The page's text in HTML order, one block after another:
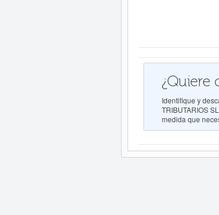
¿Quiere
Identifique y
TRIBUTARIOS
medida que